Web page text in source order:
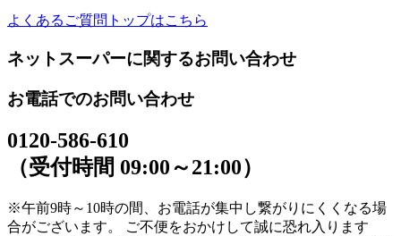
よくあるご質問トップはこちら
ネットスーパーに関するお問い合わせ
お電話でのお問い合わせ
0120-586-610
（受付時間 09:00～21:00）
※午前9時～10時の間、お電話が集中し繋がりにくくなる場
合がございます。 ご不便をおかけして誠に恐れ入ります